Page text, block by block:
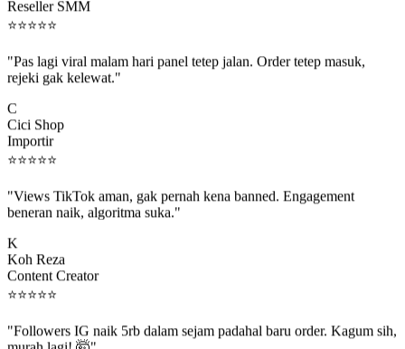
⭐⭐⭐⭐⭐
rejeki gak kelewat."
Cici Shop
Importir
⭐⭐⭐⭐⭐
beneran naik, algoritma suka."
Koh Reza
Content Creator
⭐⭐⭐⭐⭐
murah lagi! 🤯"